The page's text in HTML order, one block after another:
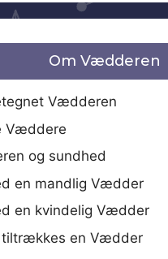
Om Vædderen
Vædderen
Væddere
og sundhed
en mandlig Vædder
en kvindelig Vædder
tiltrækkes en Vædder